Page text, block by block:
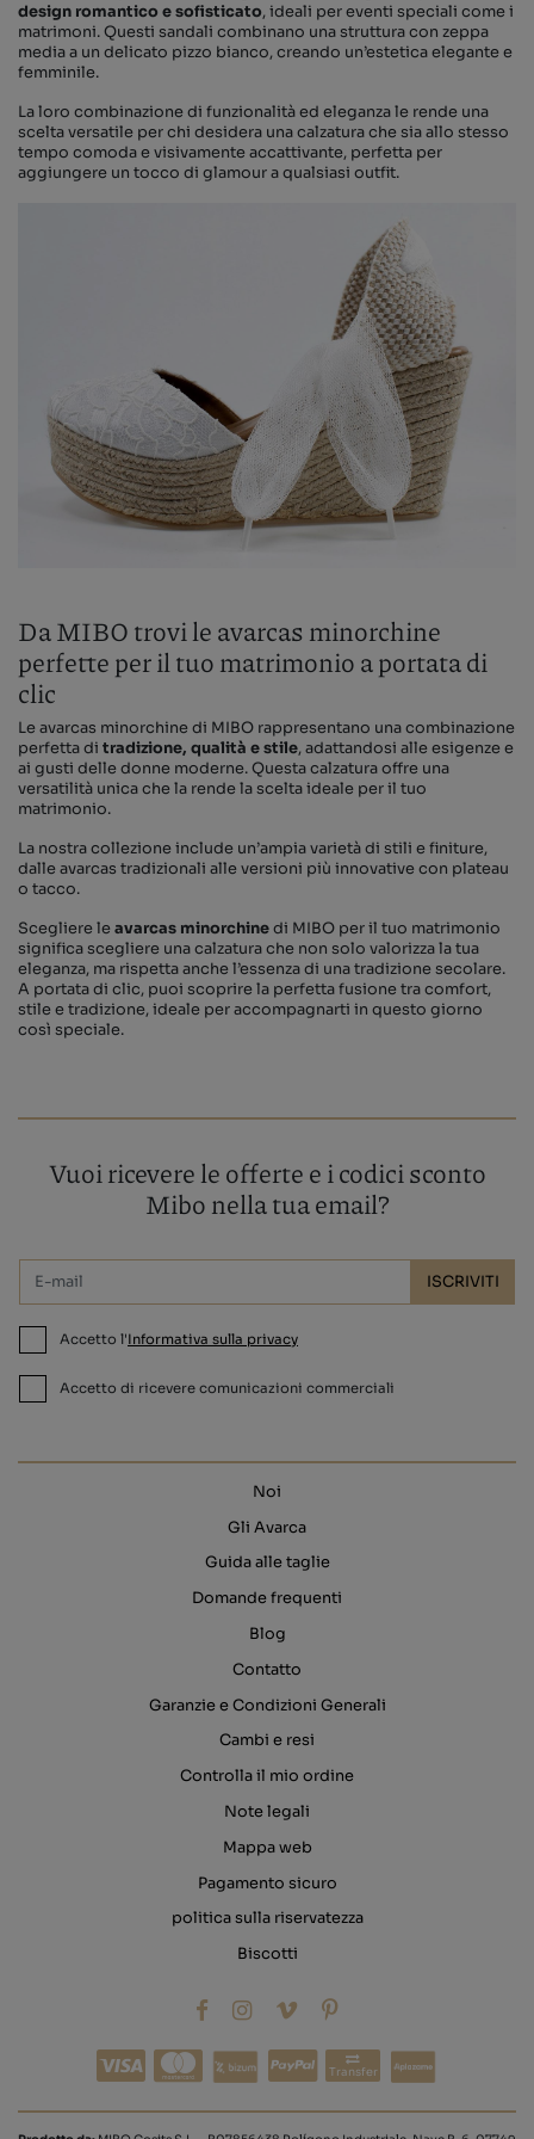
design romantico e sofisticato, ideali per eventi speciali come i
matrimoni. Questi sandali combinano una struttura con zeppa
media a un delicato pizzo bianco, creando un’estetica elegante e
femminile.
La loro combinazione di funzionalità ed eleganza le rende una
scelta versatile per chi desidera una calzatura che sia allo stesso
tempo comoda e visivamente accattivante, perfetta per
aggiungere un tocco di glamour a qualsiasi outfit.
Da MIBO trovi le avarcas minorchine
perfette per il tuo matrimonio a portata di
clic
Le avarcas minorchine di MIBO rappresentano una combinazione
perfetta di tradizione, qualità e stile, adattandosi alle esigenze e
ai gusti delle donne moderne. Questa calzatura offre una
versatilità unica che la rende la scelta ideale per il tuo
matrimonio.
La nostra collezione include un’ampia varietà di stili e finiture,
dalle avarcas tradizionali alle versioni più innovative con plateau
o tacco.
Scegliere le avarcas minorchinedi MIBO per il tuo matrimonio
significa scegliere una calzatura che non solo valorizza la tua
eleganza, ma rispetta anche l’essenza di una tradizione secolare.
A portata di clic, puoi scoprire la perfetta fusione tra comfort,
stile e tradizione, ideale per accompagnarti in questo giorno
così speciale.
Vuoi ricevere le offerte e i codici sconto
Mibo nella tua email?
ISCRIVITI
Accetto l'Informativa sulla privacy
Accetto di ricevere comunicazioni commerciali
Noi
Gli Avarca
Guida alle taglie
Domande frequenti
Blog
Contatto
Garanzie e Condizioni Generali
Cambi e resi
Controlla il mio ordine
Note legali
Mappa web
Pagamento sicuro
politica sulla riservatezza
Biscotti
Transfer